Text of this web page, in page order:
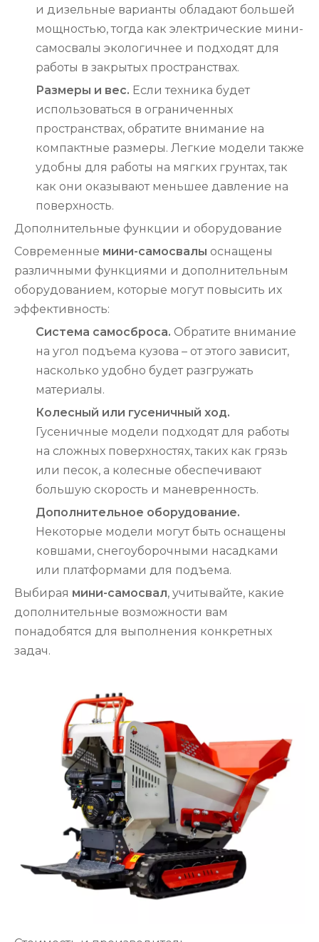
и дизельные варианты обладают большей
мощностью, тогда как электрические мини-
самосвалы экологичнее и подходят для
работы в закрытых пространствах.
Размеры и вес. Если техника будет
использоваться в ограниченных
пространствах, обратите внимание на
компактные размеры. Легкие модели также
удобны для работы на мягких грунтах, так
как они оказывают меньшее давление на
поверхность.
Дополнительные функции и оборудование
Современные мини-самосвалы оснащены
различными функциями и дополнительным
оборудованием, которые могут повысить их
эффективность:
Система самосброса. Обратите внимание
на угол подъема кузова – от этого зависит,
насколько удобно будет разгружать
материалы.
Колесный или гусеничный ход.
Гусеничные модели подходят для работы
на сложных поверхностях, таких как грязь
или песок, а колесные обеспечивают
большую скорость и маневренность.
Дополнительное оборудование.
Некоторые модели могут быть оснащены
ковшами, снегоуборочными насадками
или платформами для подъема.
Выбирая мини-самосвал, учитывайте, какие
дополнительные возможности вам
понадобятся для выполнения конкретных
задач.